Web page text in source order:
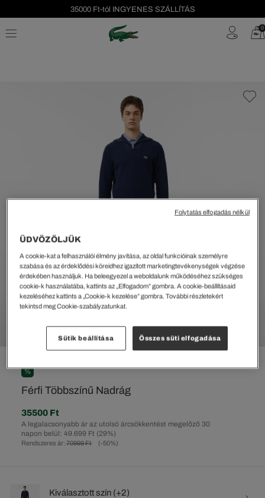
35000 Ft-tól INGYENES SZÁLLÍTÁS
Szezonális leárazás akár -40%! 0
%
Férfi Többszínű Nadrág
Rendszeres ár: 70999 Ft (-50%)
A legalacsonyabb ár az utolsó árcsökkentést megelőző 30
napon belül: 49.699 Ft (29%)
35500 Ft
Kiválasztott szín (+2)
ÜDVÖZÖLJÜK
A cookie-kat a felhasználói élmény javítása, az oldal funkcióinak személyre
szabása és az érdeklődési köreidhez igazított marketingtevékenységek végzése
érdekében használjuk. Ha beleegyezel a weboldalunk működéséhez szükséges
cookie-k használatába, kattints az „Elfogadom” gombra. A cookie-beállításaid
kezeléséhez kattints a „Cookie-k kezelése” gombra. További részletekért
tekintsd meg Cookie-szabályzatunkat.
Sütik beállítása Összes süti elfogadása
Folytatás elfogadás nélkül